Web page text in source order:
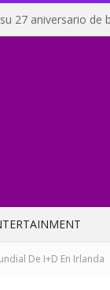
27 aniversario de
De I+D En Irlanda